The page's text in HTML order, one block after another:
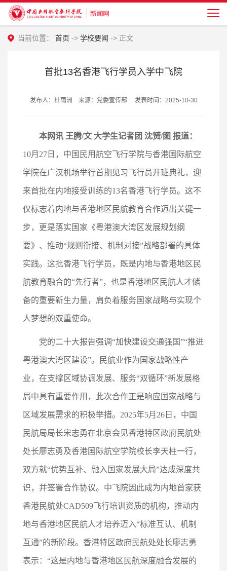
当前位置： 首页 -> 学校要闻 -> 正文
首批13名香港飞行学员入学中飞院
发布人：杜雨洲 来源：党委宣传部 发表时间：2025-10-30
本网讯 王腾/文 大学生记者团 沈赟/图 报道：
10月27日，中国民用航空飞行学院与香港国际航空
学院在广汉机场举行首期见习飞行员开班典礼，迎
来首批在内地接受训练的13名香港飞行学员。这不
仅标志着内地与香港地区民航教育合作迈出关键一
步，更是落实国家《粤港澳大湾区发展规划纲
要》、推动“规则衔接、机制对接”战略部署的具体
实践。这批香港飞行学员，既是内地与香港地区民
航教育融合的“先行者”，也是香港地区民航人才储
备的重要新生力量，肩负着服务国家战略与实现个
人梦想的双重使命。
党的二十大报告强调“加快建设交通强国”“推进
粤港澳大湾区建设”。民航业作为国家战略性产
业，在支撑区域协调发展、服务“双循环”新发展格
局中具有重要作用，此次合作正是响应国家战略与
区域发展需求的积极举措。2025年5月26日，中国
民航局局长宋志勇在北京会见香港特区政府民航处
处长廖志勇及香港国际航空学院校长李天柱一行，
双方就“优势互补、融入国家发展大局”达成深度共
识，并签署合作协议。中飞院因此成为内地首家获
香港民航处CAD509飞行培训资质的机构，推动内
地与香港地区民航人才培养迈入“标准互认、机制
互通”的新阶段。香港特区政府民航处处长廖志勇
表示：“这是内地与香港地区民航深度融合发展的